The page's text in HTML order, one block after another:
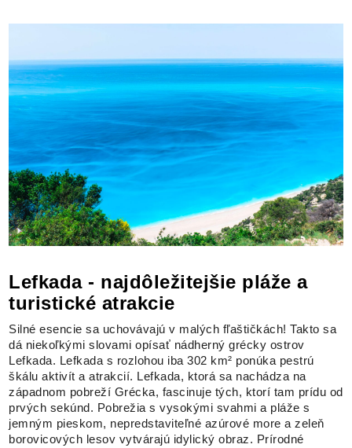
Lefkada - najdôležitejšie pláže a
turistické atrakcie
Silné esencie sa uchovávajú v malých fľaštičkách! Takto sa
dá niekoľkými slovami opísať nádherný grécky ostrov
Lefkada. Lefkada s rozlohou iba 302 km² ponúka pestrú
škálu aktivít a atrakcií. Lefkada, ktorá sa nachádza na
západnom pobreží Grécka, fascinuje tých, ktorí tam prídu od
prvých sekúnd. Pobrežia s vysokými svahmi a pláže s
jemným pieskom, nepredstaviteľné azúrové more a zeleň
borovicových lesov vytvárajú idylický obraz. Prírodné